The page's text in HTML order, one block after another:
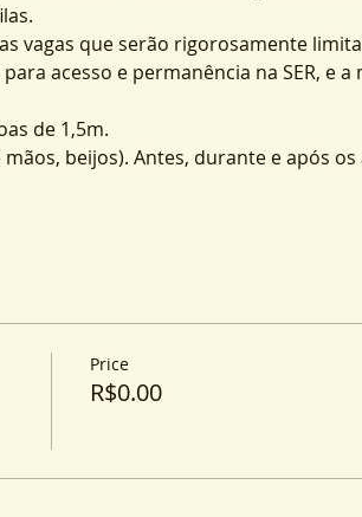
vagas que serão rigorosamente
acesso e permanência na SER, e
de 1,5m.
beijos). Antes, durante e após
Price
R$0.00